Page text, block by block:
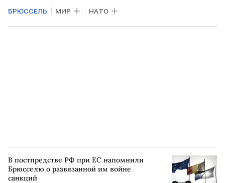
БРЮССЕЛЬ МИР НАТО
В постпредстве РФ при ЕС напомнили
Брюсселю о развязанной им войне
санкций